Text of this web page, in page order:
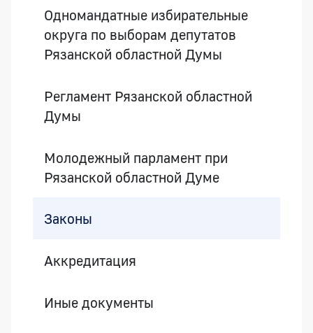
Одномандатные избирательные
округа по выборам депутатов
Рязанской областной Думы
Регламент Рязанской областной
Думы
Молодежный парламент при
Рязанской областной Думе
Законы
Аккредитация
Иные документы